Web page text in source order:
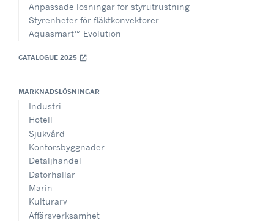
Anpassade lösningar för styrutrustning
Styrenheter för fläktkonvektorer
Aquasmart™ Evolution
CATALOGUE 2025 open_in_new
MARKNADSLÖSNINGAR
Industri
Hotell
Sjukvård
Kontorsbyggnader
Detaljhandel
Datorhallar
Marin
Kulturarv
Affärsverksamhet